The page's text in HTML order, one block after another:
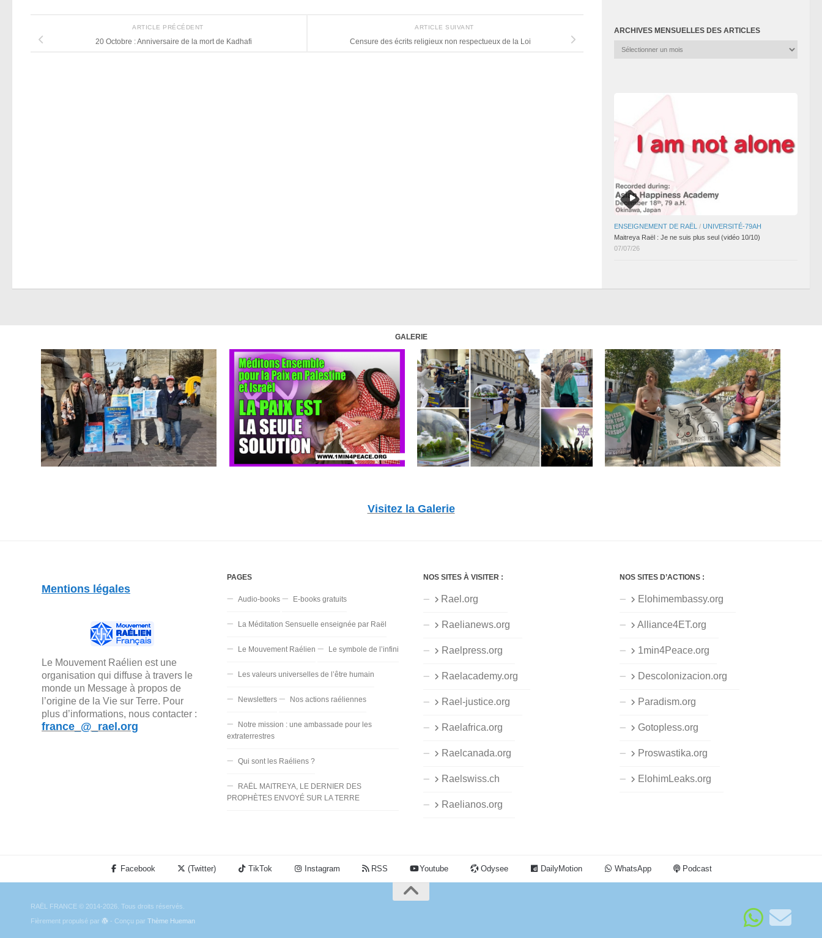
ARTICLE SUIVANT
Censure des écrits religieux non respectueux de la Loi
ARTICLE PRÉCÉDENT
20 Octobre : Anniversaire de la mort de Kadhafi
ARCHIVES MENSUELLES DES ARTICLES
Archives
ENSEIGNEMENT DE RAËL / UNIVERSITÉ-79AH
Maitreya Raël : Je ne suis plus seul (vidéo 10/10)
07/07/26
GALERIE
Visitez la Galerie
Mentions légales
Le Mouvement Raélien est une
organisation qui diffuse à travers le
monde un Message à propos de
l’origine de la Vie sur Terre. Pour
plus d’informations, nous contacter :
france_@_rael.org
PAGES
Audio-books E-books gratuits
La Méditation Sensuelle enseignée par Raël
Le Mouvement Raélien Le symbole de l’infini
Les valeurs universelles de l’être humain
Newsletters Nos actions raéliennes
Notre mission : une ambassade pour les
extraterrestres
Qui sont les Raéliens ?
RAËL MAITREYA, LE DERNIER DES
PROPHÈTES ENVOYÉ SUR LA TERRE
NOS SITES À VISITER :
Rael.org
Raelianews.org
Raelpress.org
Raelacademy.org
Rael-justice.org
Raelafrica.org
Raelcanada.org
Raelswiss.ch
Raelianos.org
NOS SITES D’ACTIONS :
Elohimembassy.org
Alliance4ET.org
1min4Peace.org
Descolonizacion.org
Paradism.org
Gotopless.org
Proswastika.org
ElohimLeaks.org
Facebook (Twitter) TikTok Instagram RSS Youtube Odysee DailyMotion WhatsApp Podcast
RAËL FRANCE © 2014-2026. Tous droits réservés.
Fièrement propulsé par
- Conçu par Thème Hueman